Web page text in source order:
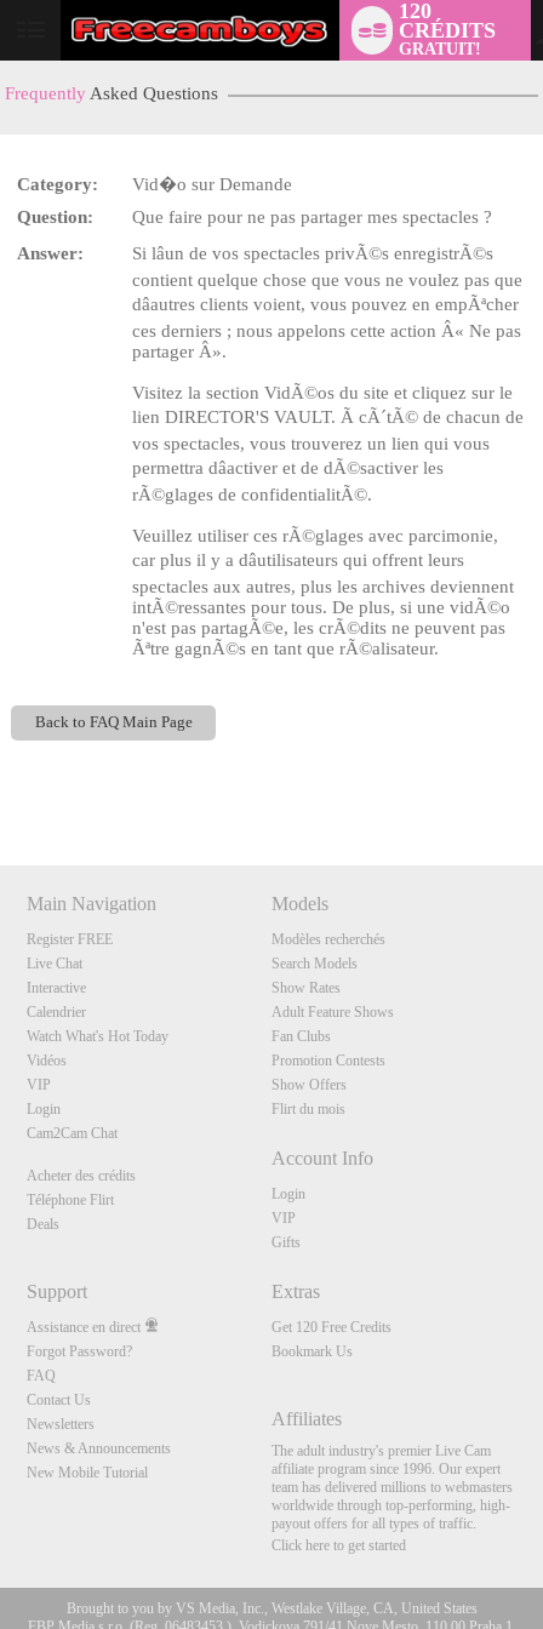
User
120
CRÉDITS
GRATUIT!
Frequently Asked Questions
Category:
Vid�o sur Demande
Question:
Que faire pour ne pas partager mes spectacles ?
Answer:
Si lâun de vos spectacles privÃ©s enregistrÃ©s
contient quelque chose que vous ne voulez pas que
dâautres clients voient, vous pouvez en empÃªcher
ces derniers ; nous appelons cette action Â« Ne pas
partager Â».
Visitez la section VidÃ©os du site et cliquez sur le
lien DIRECTOR'S VAULT. Ã cÃ´tÃ© de chacun de
vos spectacles, vous trouverez un lien qui vous
permettra dâactiver et de dÃ©sactiver les
rÃ©glages de confidentialitÃ©.
Veuillez utiliser ces rÃ©glages avec parcimonie,
car plus il y a dâutilisateurs qui offrent leurs
spectacles aux autres, plus les archives deviennent
intÃ©ressantes pour tous. De plus, si une vidÃ©o
n'est pas partagÃ©e, les crÃ©dits ne peuvent pas
Ãªtre gagnÃ©s en tant que rÃ©alisateur.
Back to FAQ Main Page
Main Navigation
Register FREE
Live Chat
Interactive
Calendrier
Watch What's Hot Today
Vidéos
VIP
Login
Cam2Cam Chat
Acheter des crédits
Téléphone Flirt
Deals
Models
Modèles recherchés
Search Models
Show Rates
Adult Feature Shows
Fan Clubs
Promotion Contests
Show Offers
Flirt du mois
Account Info
Login
VIP
Gifts
Support
Assistance en direct
Forgot Password?
FAQ
Contact Us
Newsletters
News & Announcements
New Mobile Tutorial
Extras
Get 120 Free Credits
Bookmark Us
Affiliates
The adult industry's premier Live Cam
affiliate program since 1996. Our expert
team has delivered millions to webmasters
worldwide through top-performing, high-
payout offers for all types of traffic.
Click here to get started
Brought to you by VS Media, Inc., Westlake Village, CA, United States
LIMITED TIME OFFER!
120
F
R
E
E
C
R
E
DI
T
S